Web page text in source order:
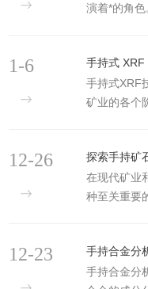
持式XRF光
探...
演着*的角
铜合金的分
的强度和可
器、电容器
件，如螺旋
铜（铜镍合
手持式 XRF
手持式XRF
矿业的各个
（LOD）和
矿业中得到
提高了数据
为25%至
析...
1-6
探索手持矿
在现代矿业
种至关重要
矿石分析仪
仪的基本原
12-26
手持合金分
手持合金分
12-23